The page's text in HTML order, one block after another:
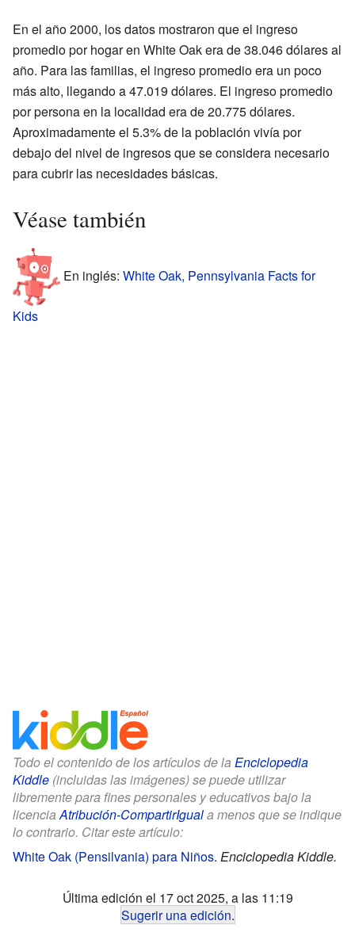
En el año 2000, los datos mostraron que el ingreso
promedio por hogar en White Oak era de 38.046 dólares al
año. Para las familias, el ingreso promedio era un poco
más alto, llegando a 47.019 dólares. El ingreso promedio
por persona en la localidad era de 20.775 dólares.
Aproximadamente el 5.3% de la población vivía por
debajo del nivel de ingresos que se considera necesario
para cubrir las necesidades básicas.
Véase también
En inglés: White Oak, Pennsylvania Facts for
Kids
Todo el contenido de los artículos de la Enciclopedia
Kiddle (incluidas las imágenes) se puede utilizar
libremente para fines personales y educativos bajo la
licenciaAtribución-CompartirIguala menos que se indique
lo contrario. Citar este artículo:
White Oak (Pensilvania) para Niños. Enciclopedia Kiddle.
Última edición el 17 oct 2025, a las 11:19
Sugerir una edición.